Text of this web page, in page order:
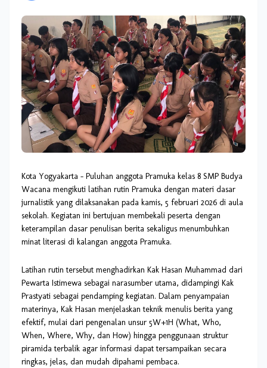
Kota Yogyakarta - Puluhan anggota Pramuka kelas 8 SMP Budya
Wacana mengikuti latihan rutin Pramuka dengan materi dasar
jurnalistik yang dilaksanakan pada kamis, 5 februari 2026 di aula
sekolah. Kegiatan ini bertujuan membekali peserta dengan
keterampilan dasar penulisan berita sekaligus menumbuhkan
minat literasi di kalangan anggota Pramuka.
Latihan rutin tersebut menghadirkan Kak Hasan Muhammad dari
Pewarta Istimewa sebagai narasumber utama, didampingi Kak
Prastyati sebagai pendamping kegiatan. Dalam penyampaian
materinya, Kak Hasan menjelaskan teknik menulis berita yang
efektif, mulai dari pengenalan unsur 5W+1H (What, Who,
When, Where, Why, dan How) hingga penggunaan struktur
piramida terbalik agar informasi dapat tersampaikan secara
ringkas, jelas, dan mudah dipahami pembaca.